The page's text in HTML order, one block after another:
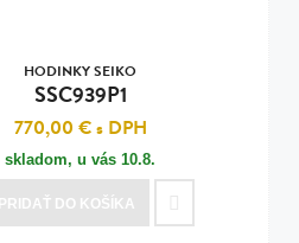
HODINKY SEIKO
SSC939P1
770,00 €s DPH
skladom, u vás 10.8.
PRIDAŤ DO KOŠÍKA